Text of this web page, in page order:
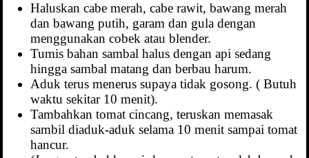
Haluskan cabe merah, cabe rawit, bawang merah
dan bawang putih, garam dan gula dengan
menggunakan cobek atau blender.
Tumis bahan sambal halus dengan api sedang
hingga sambal matang dan berbau harum.
Aduk terus menerus supaya tidak gosong. ( Butuh
waktu sekitar 10 menit).
Tambahkan tomat cincang, teruskan memasak
sambil diaduk-aduk selama 10 menit sampai tomat
hancur.